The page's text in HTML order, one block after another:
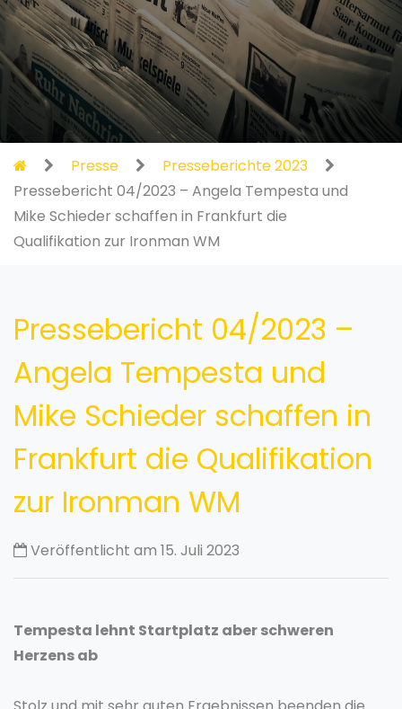
Presse
Presseberichte 2023
Pressebericht 04/2023 – Angela Tempesta und
Mike Schieder schaffen in Frankfurt die
Qualifikation zur Ironman WM
Pressebericht 04/2023 –
Angela Tempesta und
Mike Schieder schaffen in
Frankfurt die Qualifikation
zur Ironman WM
Veröffentlicht am 15. Juli 2023
Tempesta lehnt Startplatz aber schweren
Herzens ab